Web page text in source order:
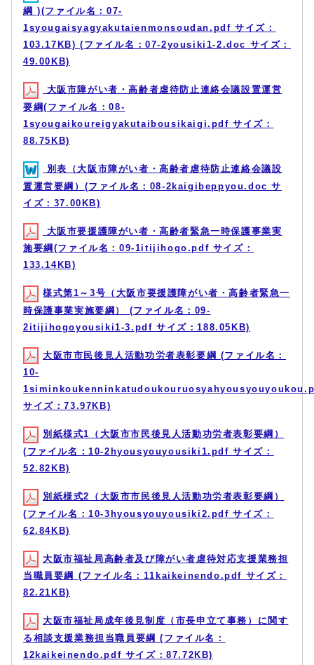
綱 )(ファイル名：07-
1syougaisyagyakutaienmonsoudan.pdf サイズ：
103.17KB) (ファイル名：07-2yousiki1-2.doc サイズ：
49.00KB)
大阪市障がい者・高齢者虐待防止連絡会議設置運営
要綱(ファイル名：08-
1syougaikoureigyakutaibousikaigi.pdf サイズ：
88.75KB)
別表（大阪市障がい者・高齢者虐待防止連絡会議設
置運営要綱）(ファイル名：08-2kaigibeppyou.doc サ
イズ：37.00KB)
大阪市要援護障がい者・高齢者緊急一時保護事業実
施要綱(ファイル名：09-1itijihogo.pdf サイズ：
133.14KB)
様式第1～3号（大阪市要援護障がい者・高齢者緊急一
時保護事業実施要綱） (ファイル名：09-
2itijihogoyousiki1-3.pdf サイズ：188.05KB)
大阪市市民後見人活動功労者表彰要綱 (ファイル名：
10-
サイズ：73.97KB)
別紙様式1（大阪市市民後見人活動功労者表彰要綱）
(ファイル名：10-2hyousyouyousiki1.pdf サイズ：
52.82KB)
別紙様式2（大阪市市民後見人活動功労者表彰要綱）
(ファイル名：10-3hyousyouyousiki2.pdf サイズ：
62.84KB)
大阪市福祉局高齢者及び障がい者虐待対応支援業務担
当職員要綱 (ファイル名：11kaikeinendo.pdf サイズ：
82.21KB)
大阪市福祉局成年後見制度（市長申立て事務）に関す
る相談支援業務担当職員要綱 (ファイル名：
12kaikeinendo.pdf サイズ：87.72KB)